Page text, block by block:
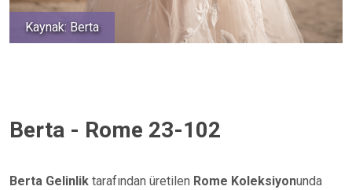
Kaynak: Berta
Berta - Rome 23-102
Berta Gelinlik tarafından üretilen Rome Koleksiyonunda